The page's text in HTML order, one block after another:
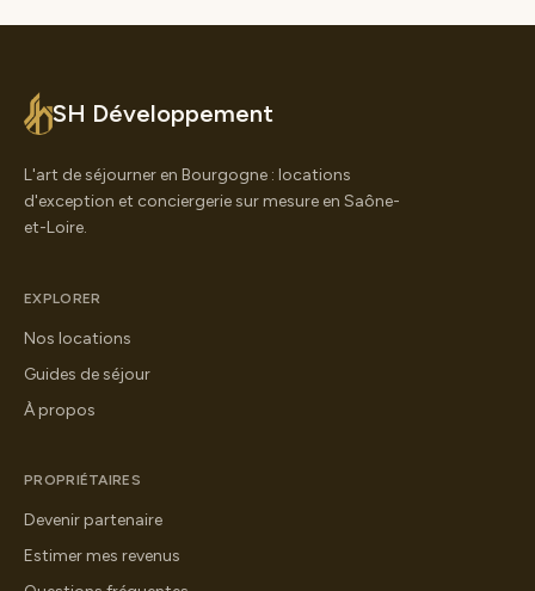
SH Développement
L'art de séjourner en Bourgogne : locations
d'exception et conciergerie sur mesure en Saône-
et-Loire.
EXPLORER
Nos locations
Guides de séjour
À propos
PROPRIÉTAIRES
Devenir partenaire
Estimer mes revenus